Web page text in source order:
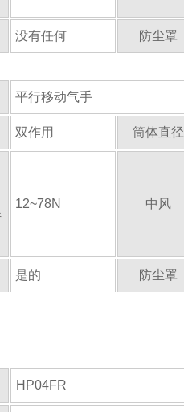
没有任何 防尘罩
平行移动气手
双作用 筒体直径
12~78N 中风
是的 防尘罩
HP04FR